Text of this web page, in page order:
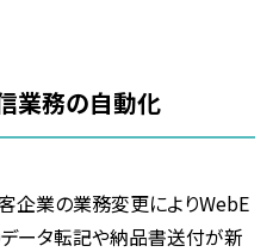
業務の自動化
企業の業務変更によりWebE
ータ転記や納品書送付が新